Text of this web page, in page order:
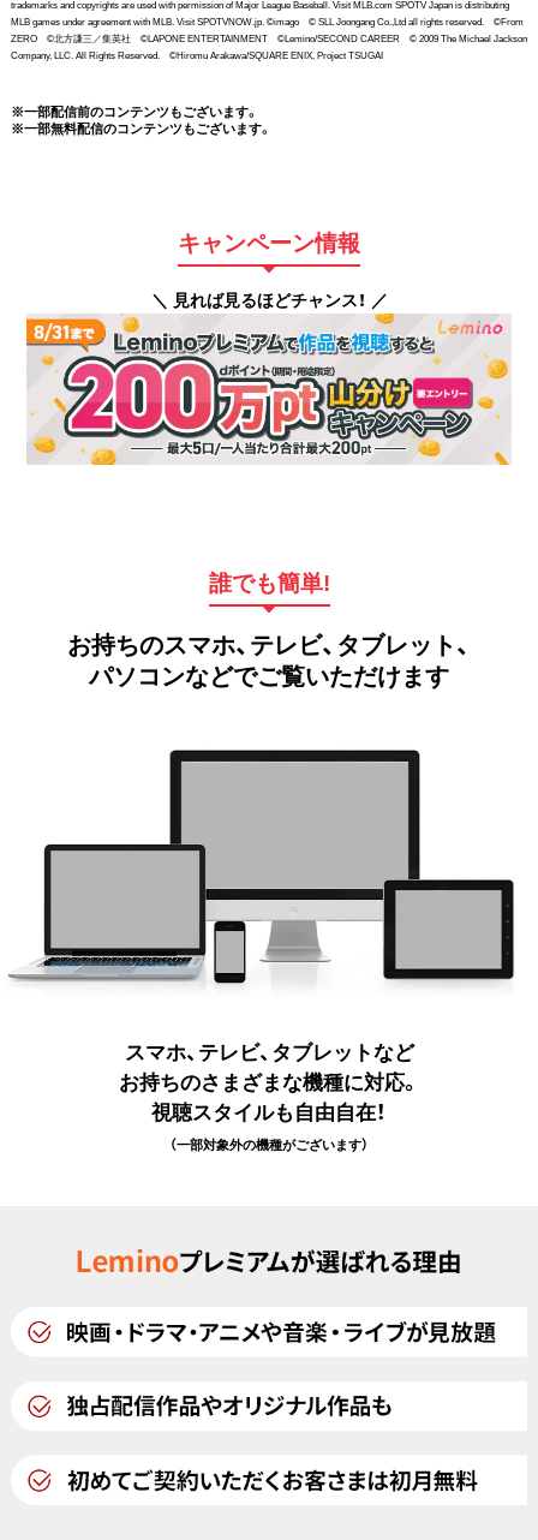
trademarks and copyrights are used with permission of Major League Baseball. Visit MLB.com SPOTV Japan is distributing
MLB games under agreement with MLB. Visit SPOTVNOW.jp. ©imago © SLL Joongang Co.,Ltd all rights reserved. ©From
ZERO ©北方謙三／集英社 ©LAPONE ENTERTAINMENT ©Lemino/SECOND CAREER © 2009 The Michael Jackson
Company, LLC. All Rights Reserved. ©Hiromu Arakawa/SQUARE ENIX, Project TSUGAI
※一部配信前のコンテンツもございます。
※一部無料配信のコンテンツもございます。
キャンペーン情報
＼ 見れば見るほどチャンス！ ／
誰でも簡単!
お持ちのスマホ、テレビ、タブレット、
パソコンなどでご覧いただけます
スマホ、テレビ、タブレットなど
お持ちのさまざまな機種に対応。
視聴スタイルも自由自在！
（一部対象外の機種がございます）